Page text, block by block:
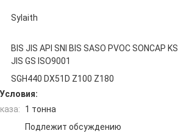
Sylaith
BIS JIS API SNI BIS SASO PVOC SONCAP KS
JIS GS ISO9001
SGH440 DX51D Z100 Z180
1 тонна
Подлежит обсуждению